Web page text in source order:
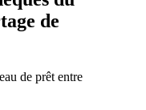
de
de prêt entre